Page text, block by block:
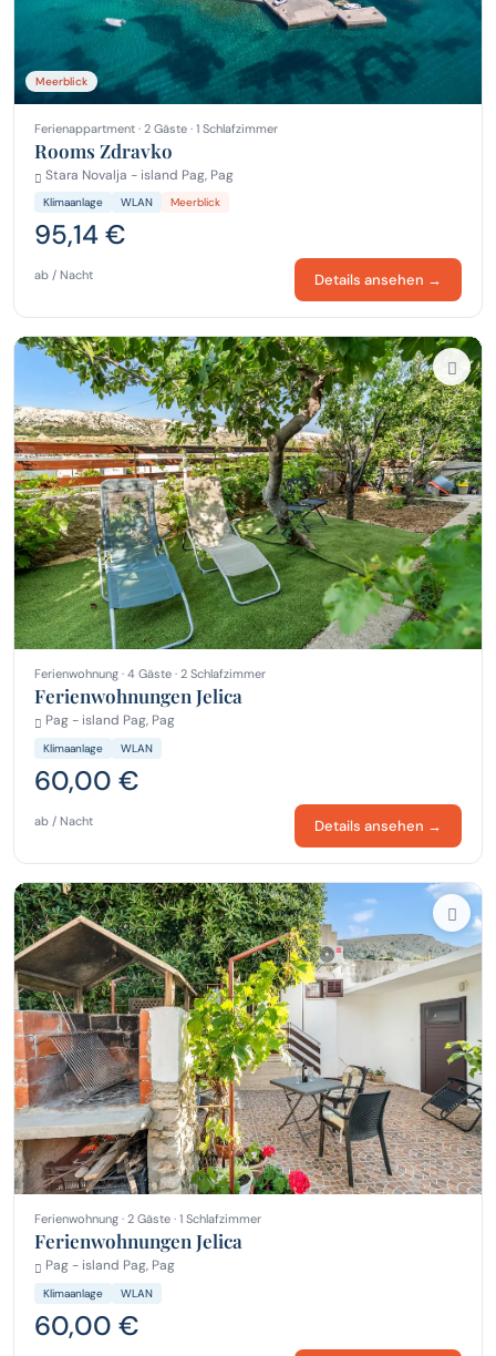
Meerblick
Ferienappartment · 2 Gäste · 1 Schlafzimmer
Rooms Zdravko
Stara Novalja - island Pag, Pag
Klimaanlage WLAN Meerblick
95,14 €
ab / Nacht Details ansehen →
Ferienwohnung · 4 Gäste · 2 Schlafzimmer
Ferienwohnungen Jelica
Pag - island Pag, Pag
Klimaanlage WLAN
60,00 €
ab / Nacht Details ansehen →
Ferienwohnung · 2 Gäste · 1 Schlafzimmer
Ferienwohnungen Jelica
Pag - island Pag, Pag
Klimaanlage WLAN
60,00 €